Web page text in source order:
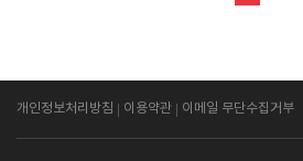
개인정보처리방침 이용약관 이메일 무단수집거부